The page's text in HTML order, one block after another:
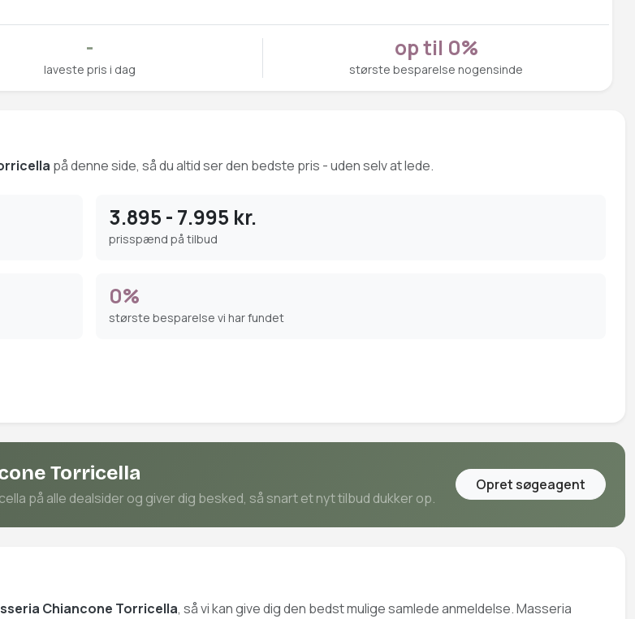
-
laveste pris i dag
op til 0%
største besparelse nogensinde
på denne side, så du altid ser den bedste pris - uden selv at lede.
3.895 - 7.995 kr.
prisspænd på tilbud
0%
største besparelse vi har fundet
Torricella
på alle dealsider og giver dig besked, så snart et nyt tilbud dukker op.
Opret søgeagent
Chiancone Torricella, så vi kan give dig den bedst mulige samlede anmeldelse. Masseria